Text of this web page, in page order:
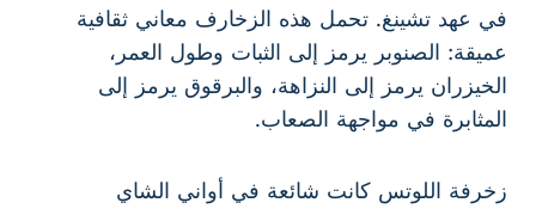
في عهد تشينغ. تحمل هذه الزخارف معاني ثقافية
عميقة: الصنوبر يرمز إلى الثبات وطول العمر،
الخيزران يرمز إلى النزاهة، والبرقوق يرمز إلى
المثابرة في مواجهة الصعاب.
زخرفة اللوتس كانت شائعة في أواني الشاي